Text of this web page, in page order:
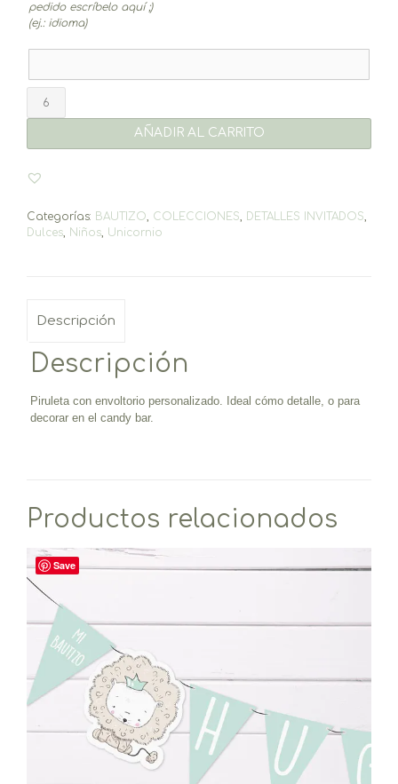
pedido escríbelo aquí ;)
(ej.: idioma)
Unicornio
AÑADIR AL CARRITO
Categorías: BAUTIZO, COLECCIONES, DETALLES INVITADOS,
Dulces, Niños, Unicornio
Descripción
Descripción
Piruleta con envoltorio personalizado. Ideal cómo detalle, o para
decorar en el candy bar.
Productos relacionados
Save